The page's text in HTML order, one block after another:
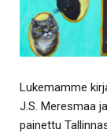
Lukemamme
J.S. Meresmaa
painettu